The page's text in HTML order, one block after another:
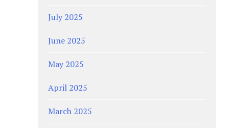
July 2025
June 2025
May 2025
April 2025
March 2025